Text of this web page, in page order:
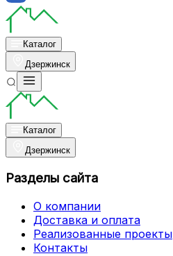
Каталог
Дзержинск
Каталог
Дзержинск
Разделы сайта
О компании
Доставка и оплата
Реализованные проекты
Контакты